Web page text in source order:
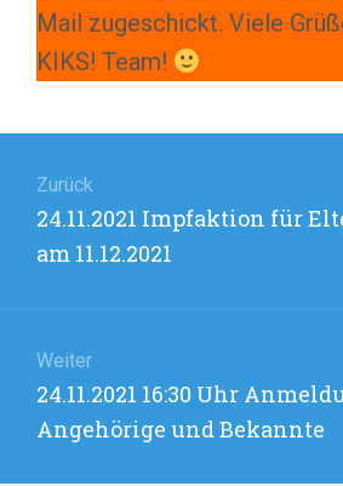
Mail zugeschickt. Viele
KIKS! Team!
Zurück
Vorheriger
Beitrag:
24.11.2021 Impfaktion für
am 11.12.2021
Weiter
Nächster
Beitrag:
24.11.2021 16:30 Uhr
Angehörige und Bekannte